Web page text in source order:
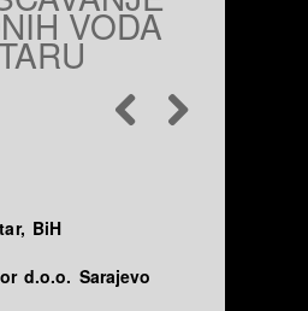
VODA
BiH
d.o.o. Sarajevo